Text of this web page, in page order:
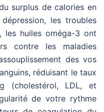
surplus de calories en
les troubles
les huiles oméga-3 ont
contre les maladies
des vos
réduisant le taux
(cholestérol, LDL, et
de votre rythme